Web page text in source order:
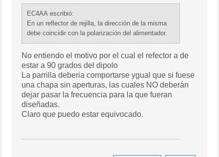
EC4AA escribió:
En un reflector de rejilla, la dirección de la misma
debe coincidir con la polarización del alimentador.
No entiendo el motivo por el cual el refector a de
estar a 90 grados del dipolo
La parrilla deberia comportarse ygual que si fuese
una chapa sin aperturas, las cuales NO deberán
dejar pasar la frecuencia para la que fueran
diseñadas.
Claro que puedo estar equivocado.